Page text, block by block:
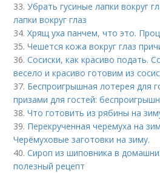
33.Убрать гусиные лапки вокруг
лапки вокруг глаз
34.Хрящ уха панчем, что это.
35.Чешется кожа вокруг глаз
36.Сосиски, как красиво подать.
весело и красиво готовим из
37. Беспроигрышная лотерея для
призами для гостей:
38.Что готовить из рябины на
39. Перекрученная черемуха на
Черёмуховые заготовки на зиму.
40.Сироп из шиповника в
полезный рецепт